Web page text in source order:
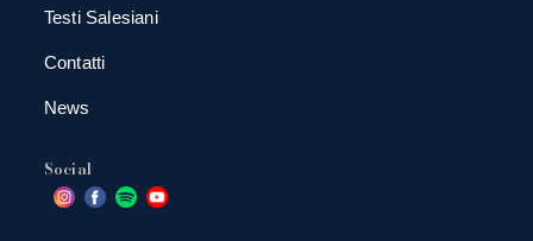
Testi Salesiani
Contatti
News
Social